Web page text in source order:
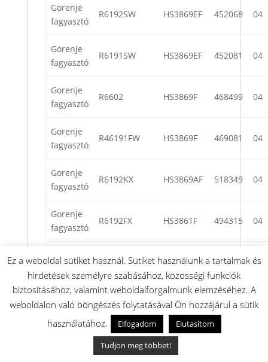
Gorenje
fagyasztó
R6192SW HS3869EF 452068 04
Gorenje
fagyasztó
R6191SW HS3869EF 452081 04
Gorenje
fagyasztó
R6602 HS3869F 468499 04
Gorenje
fagyasztó
R46191FW HS3869F 469081 04
Gorenje
fagyasztó
R6192KX HS3869AF 518349 04
Gorenje
fagyasztó
R6192FX HS3861F 494315 04
Gorenje
fagyasztó
R6612 HS3869EF 561542 04
Gorenje
fagyasztó
R6192LW HS3869EF 496124 04
R6192FXUK HS3869F
Ez a weboldal sütiket használ. Sütiket használunk a tartalmak és
hirdetések személyre szabásához, közösségi funkciók
biztosításához, valamint weboldalforgalmunk elemzéséhez. A
weboldalon való böngészés folytatásával Ön hozzájárul a sütik
használatához.
Elfogadom
Elutasítom
Tudjon meg többet!